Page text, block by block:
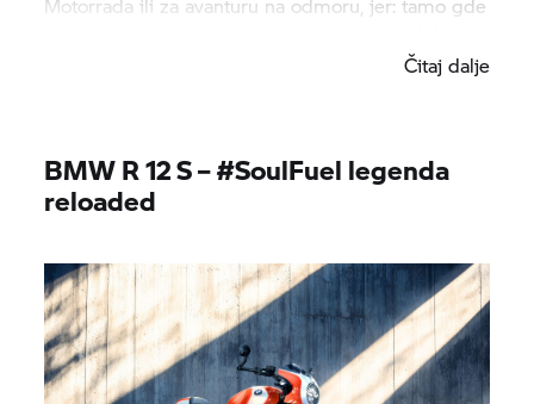
Čitaj dalje
BMW R 12 S – #SoulFuel legenda
reloaded